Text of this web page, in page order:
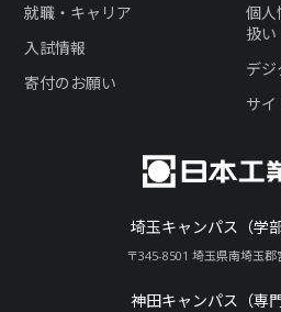
埼玉キャンパス（学
〒345-8501 埼玉県南埼玉郡
神田キャンパス（専
就職・キャリア
入試情報
寄付のお願い
個人
扱い
デ
サ